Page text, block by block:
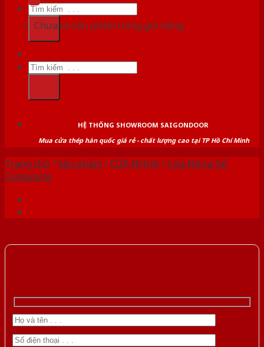
Tìm
kiếm:
Chưa có sản phẩm trong giỏ hàng.
Tìm
kiếm:
HỆ THỐNG SHOWROOM SAIGONDOOR
Mua cửa thép hàn quốc giá rẻ - chất lượng cao tại TP Hồ Chí Minh
Trang chủ /Sản phẩm /CỬA NHỰA/Cửa Nhựa Gỗ
Composite